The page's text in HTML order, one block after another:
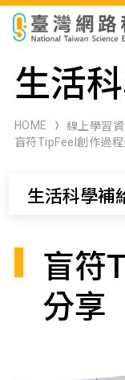
科展作品檢
科學研習月
生活
HOME 線上學習
盲符TipFeel創作過
生活科學補
盲符
分享